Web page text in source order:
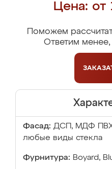
Цена: от
Поможем
Ответим менее,
Фасад: ДСП, МДФ ПВХ,
любые виды стекла
Фурнитура: Boyard,